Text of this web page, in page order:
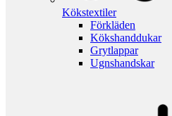
Kökstextiler
Förkläden
Kökshanddukar
Grytlappar
Ugnshandskar